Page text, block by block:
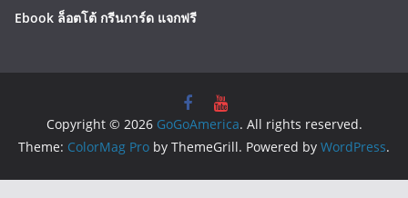
Ebook ล็อตโต้ กรีนการ์ด แจกฟรี
Copyright © 2026 GoGoAmerica. All rights reserved.
Theme: ColorMag Pro by ThemeGrill. Powered by WordPress.